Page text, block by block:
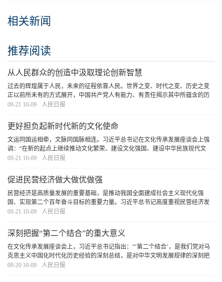
相关新闻
推荐阅读
从人民群众的创造中汲取理论创新智慧
过去的辉煌属于人民，未来的征程依靠人民。世界之变、时代之变、历史之变
正以前所未有的方式展开，中国共产党人有能力、有责任揭示其中所蕴含的历
史经验和发展规律。我们要始终坚持人民至上、站稳人民立场、把握人民愿
09-21 10-09 人民日报
更好担负起新时代新的文化使命
文运同国运相牵，文脉同国脉相连。习近平总书记在文化传承发展座谈会上强
调：“在新的起点上继续推动文化繁荣、建设文化强国、建设中华民族现代文
明，是我们在新时代新的文化使命。”建设中华民族现代文明，是以中国式现代
09-21 10-09 人民日报
促进民营经济做大做优做强
民营经济是高质量发展的重要基础，是推动我国全面建成社会主义现代化强
国、实现第二个百年奋斗目标的重要力量。习近平总书记高度重视民营经济发
展，围绕加强新时代民营经济工作多次作出重要指示批示，提出一系列新思想
09-21 10-09 人民日报
深刻把握“第二个结合”的重大意义
在文化传承发展座谈会上，习近平总书记指出：“‘第二个结合’，是我们党对马
克思主义中国化时代化历史经验的深刻总结，是对中华文明发展规律的深刻把
握，表明我们党对中国道路、理论、制度的认识达到了新高度，表明我们党的
09-20 10-09 人民日报